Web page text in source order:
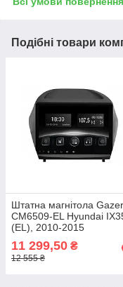
Подібні товари
Штатна магнітола Gazer
CM6509-EL Hyundai
(EL), 2010-2015
11 299,50 ₴
12 555 ₴